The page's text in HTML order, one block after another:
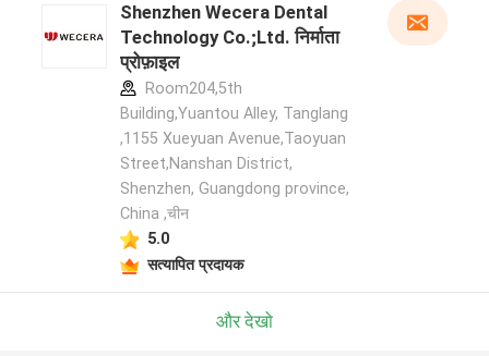
Shenzhen Wecera Dental
Technology Co.;Ltd. निर्माता
प्रोफ़ाइल
Room204,5th
Building,Yuantou Alley, Tanglang
,1155 Xueyuan Avenue,Taoyuan
Street,Nanshan District,
Shenzhen, Guangdong province,
China ,चीन
5.0
सत्यापित प्रदायक
और देखो